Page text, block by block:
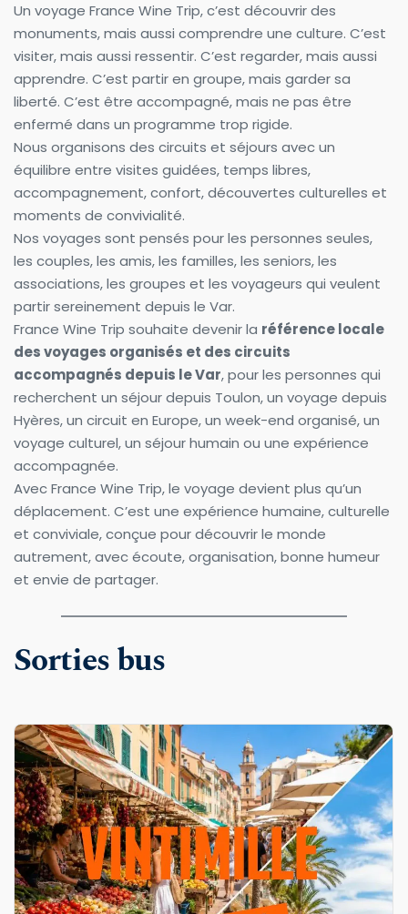
Un voyage France Wine Trip, c’est découvrir des
monuments, mais aussi comprendre une culture. C’est
visiter, mais aussi ressentir. C’est regarder, mais aussi
apprendre. C’est partir en groupe, mais garder sa
liberté. C’est être accompagné, mais ne pas être
enfermé dans un programme trop rigide.
Nous organisons des circuits et séjours avec un
équilibre entre visites guidées, temps libres,
accompagnement, confort, découvertes culturelles et
moments de convivialité.
Nos voyages sont pensés pour les personnes seules,
les couples, les amis, les familles, les seniors, les
associations, les groupes et les voyageurs qui veulent
partir sereinement depuis le Var.
France Wine Trip souhaite devenir la référence locale
des voyages organisés et des circuits
accompagnés depuis le Var, pour les personnes qui
recherchent un séjour depuis Toulon, un voyage depuis
Hyères, un circuit en Europe, un week-end organisé, un
voyage culturel, un séjour humain ou une expérience
accompagnée.
Avec France Wine Trip, le voyage devient plus qu’un
déplacement. C’est une expérience humaine, culturelle
et conviviale, conçue pour découvrir le monde
autrement, avec écoute, organisation, bonne humeur
et envie de partager.
Sorties bus